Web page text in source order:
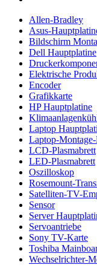
Allen-Bradley
Asus-
Bildschirm
Dell Hauptplatine
Elektrische
Encoder
Grafikkarte
HP Hauptplatine
Laptop
Laptop-
LCD-Plasmabrett
LED-Plasmabrett
Oszilloskop
Rosemount-
Satelliten-TV-
Sensor
Server
Servoantriebe
Sony TV-Karte
Toshiba
Wechselrichter-